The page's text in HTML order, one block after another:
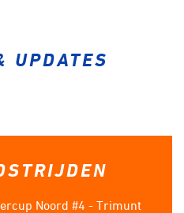
UPDATES
Noord #4 - Trimunt